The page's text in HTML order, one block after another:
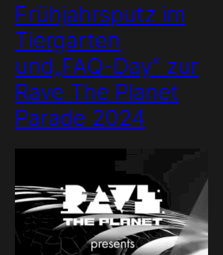
Frühjahrsputz im
Tiergarten
und„FAQ-Day“ zur
Rave The Planet
Parade 2024